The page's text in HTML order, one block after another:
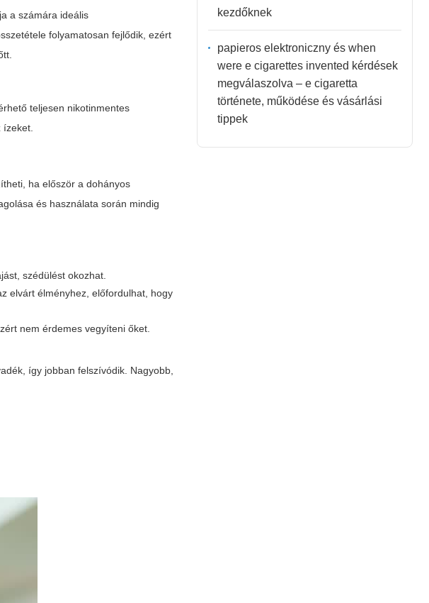
a számára ideális
folyamatosan fejlődik, ezért
teljesen nikotinmentes
ha először a dohányos
és használata során mindig
szédülést okozhat.
elvárt élményhez, előfordulhat, hogy
nem érdemes vegyíteni őket.
így jobban felszívódik. Nagyobb,
kezdőknek
papieros elektroniczny és when
were e cigarettes invented kérdések
megválaszolva – e cigaretta
története, működése és vásárlási
tippek